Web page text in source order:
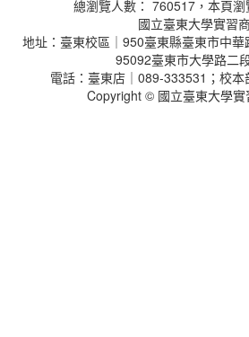
總瀏覽人數： 760517，本頁
國立臺東大學實習
地址：臺東校區｜950臺東縣臺東市中華
95092臺東市大學路二
電話：臺東店｜089-333531；校
Copyright © 國立臺東大學實